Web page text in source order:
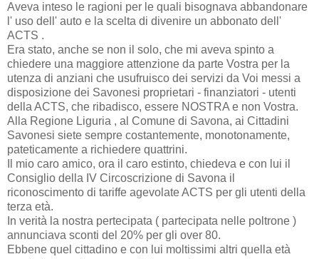
Aveva inteso le ragioni per le quali bisognava abbandonare
l' uso dell' auto e la scelta di divenire un abbonato dell'
ACTS .
Era stato, anche se non il solo, che mi aveva spinto a
chiedere una maggiore attenzione da parte Vostra per la
utenza di anziani che usufruisco dei servizi da Voi messi a
disposizione dei Savonesi proprietari - finanziatori - utenti
della ACTS, che ribadisco, essere NOSTRA e non Vostra.
Alla Regione Liguria , al Comune di Savona, ai Cittadini
Savonesi siete sempre costantemente, monotonamente,
pateticamente a richiedere quattrini.
Il mio caro amico, ora il caro estinto, chiedeva e con lui il
Consiglio della IV Circoscrizione di Savona il
riconoscimento di tariffe agevolate ACTS per gli utenti della
terza età.
In verità la nostra pertecipata ( partecipata nelle poltrone )
annunciava sconti del 20% per gli over 80.
Ebbene quel cittadino e con lui moltissimi altri quella età